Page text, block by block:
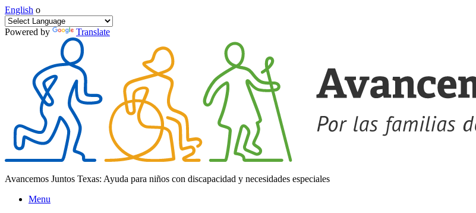
English o
Powered by Translate
Avancemos Juntos Texas: Ayuda para niños con discapacidad y necesidades especiales
Menu